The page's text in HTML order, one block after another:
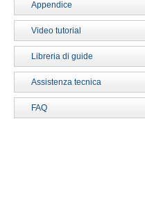
Appendice
Video tutorial
Libreria di guide
Assistenza tecnica
FAQ